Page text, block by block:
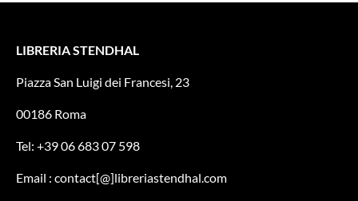
LIBRERIA STENDHAL
Piazza San Luigi dei Francesi, 23
00186 Roma
Tel: +39 06 683 07 598
Email : contact[@]libreriastendhal.com